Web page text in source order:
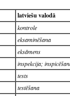
latviešu valodā
kontrole
eksaminēšana
eksāmens
inspekcija;
tests
testēšana